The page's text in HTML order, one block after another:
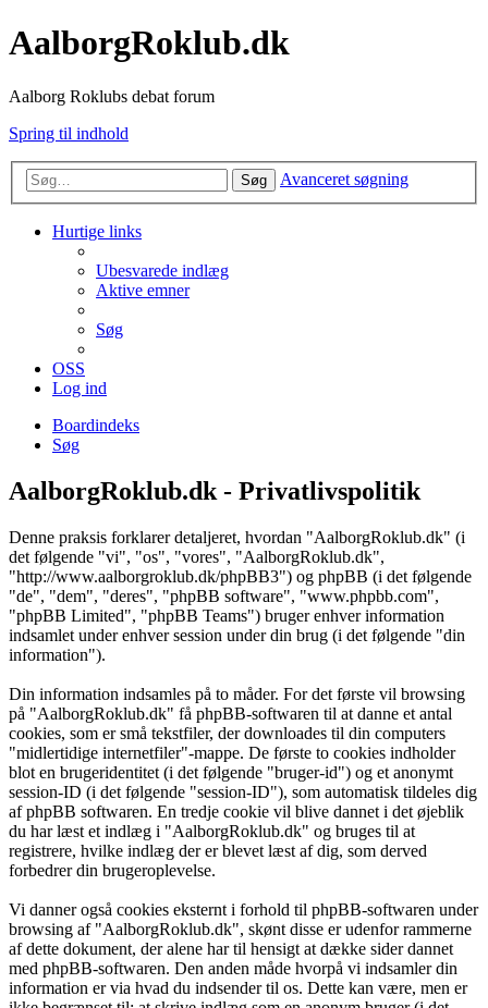
AalborgRoklub.dk
Aalborg Roklubs debat forum
Spring til indhold
Søg Avanceret søgning
Hurtige links
Ubesvarede indlæg
Aktive emner
Søg
OSS
Log ind
Boardindeks
Søg
AalborgRoklub.dk - Privatlivspolitik
Denne praksis forklarer detaljeret, hvordan "AalborgRoklub.dk" (i
det følgende "vi", "os", "vores", "AalborgRoklub.dk",
"http://www.aalborgroklub.dk/phpBB3") og phpBB (i det følgende
"de", "dem", "deres", "phpBB software", "www.phpbb.com",
"phpBB Limited", "phpBB Teams") bruger enhver information
indsamlet under enhver session under din brug (i det følgende "din
information").
Din information indsamles på to måder. For det første vil browsing
på "AalborgRoklub.dk" få phpBB-softwaren til at danne et antal
cookies, som er små tekstfiler, der downloades til din computers
"midlertidige internetfiler"-mappe. De første to cookies indholder
blot en brugeridentitet (i det følgende "bruger-id") og et anonymt
session-ID (i det følgende "session-ID"), som automatisk tildeles dig
af phpBB softwaren. En tredje cookie vil blive dannet i det øjeblik
du har læst et indlæg i "AalborgRoklub.dk" og bruges til at
registrere, hvilke indlæg der er blevet læst af dig, som derved
forbedrer din brugeroplevelse.
Vi danner også cookies eksternt i forhold til phpBB-softwaren under
browsing af "AalborgRoklub.dk", skønt disse er udenfor rammerne
af dette dokument, der alene har til hensigt at dække sider dannet
med phpBB-softwaren. Den anden måde hvorpå vi indsamler din
information er via hvad du indsender til os. Dette kan være, men er